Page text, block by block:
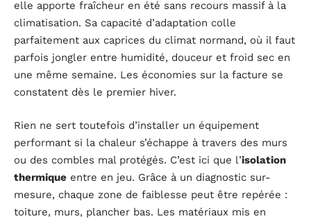
elle apporte fraîcheur en été sans recours massif à la
climatisation. Sa capacité d’adaptation colle
parfaitement aux caprices du climat normand, où il faut
parfois jongler entre humidité, douceur et froid sec en
une même semaine. Les économies sur la facture se
constatent dès le premier hiver.
Rien ne sert toutefois d’installer un équipement
performant si la chaleur s’échappe à travers des murs
ou des combles mal protégés. C’est ici que l’isolation
thermique entre en jeu. Grâce à un diagnostic sur-
mesure, chaque zone de faiblesse peut être repérée :
toiture, murs, plancher bas. Les matériaux mis en